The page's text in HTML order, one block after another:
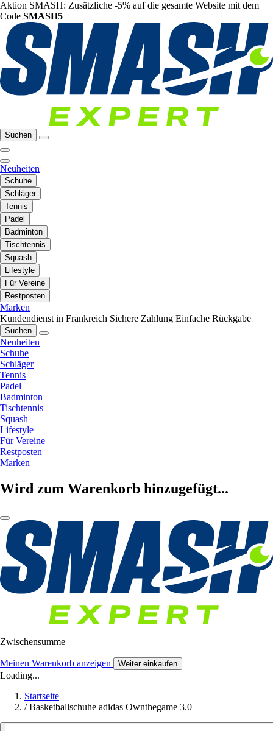
Aktion SMASH: Zusätzliche -5% auf die gesamte Website mit dem
Code SMASH5
Suchen
Neuheiten
Schuhe
Schläger
Tennis
Padel
Badminton
Tischtennis
Squash
Lifestyle
Für Vereine
Restposten
Marken
Kundendienst in Frankreich Sichere Zahlung Einfache Rückgabe
Suchen
Neuheiten
Schuhe
Schläger
Tennis
Padel
Badminton
Tischtennis
Squash
Lifestyle
Für Vereine
Restposten
Marken
Wird zum Warenkorb hinzugefügt...
Zwischensumme
Meinen Warenkorb anzeigen Weiter einkaufen
Loading...
Startseite
/ Basketballschuhe adidas Ownthegame 3.0